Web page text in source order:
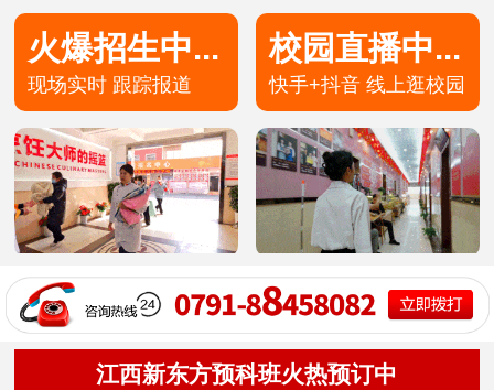
火爆招生中...
现场实时 跟踪报道
校园直播中...
快手+抖音 线上逛校园
江西新东方预科班火热预订中
高端私厨专业 30 12 技术+学籍 预约报名
高端私房专业 30 8 技术+学籍 预约报名
茶艺甜点专业 49 技术+学籍 预约报名
洲际主厨专业 20 技术+学籍 预约报名
金典总厨专业
形象设计专业 30 10 技术+学籍 预约报名
西餐主厨专业 36 9 技术+学籍